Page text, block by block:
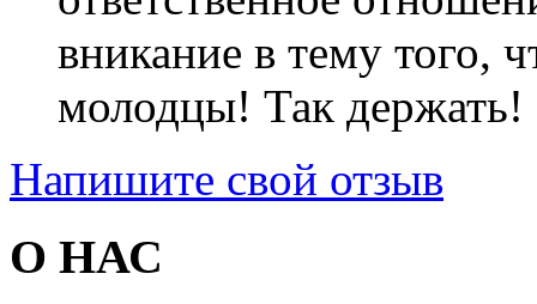
вникание в тему того,
молодцы! Так держать!
Напишите свой отзыв
О НАС